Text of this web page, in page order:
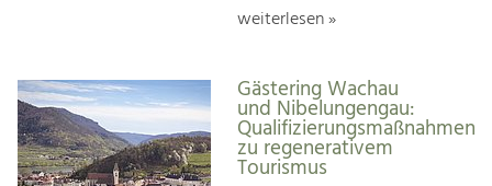
weiterlesen »
Gästering Wachau
und Nibelungengau:
Qualifizierungsmaßnahmen
zu regenerativem
Tourismus